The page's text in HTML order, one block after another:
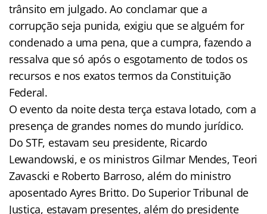
trânsito em julgado. Ao conclamar que a
corrupção seja punida, exigiu que se alguém for
condenado a uma pena, que a cumpra, fazendo a
ressalva que só após o esgotamento de todos os
recursos e nos exatos termos da Constituição
Federal.
O evento da noite desta terça estava lotado, com a
presença de grandes nomes do mundo jurídico.
Do STF, estavam seu presidente, Ricardo
Lewandowski, e os ministros Gilmar Mendes, Teori
Zavascki e Roberto Barroso, além do ministro
aposentado Ayres Britto. Do Superior Tribunal de
Justiça, estavam presentes, além do presidente